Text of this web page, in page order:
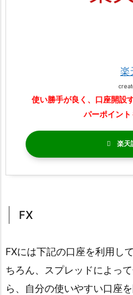
楽
使い勝手が良く、口座開設
パーポイント
楽天
FX
FXには下記の口座を利用し
ちろん、スプレッドによっ
ら、自分の使いやすい口座